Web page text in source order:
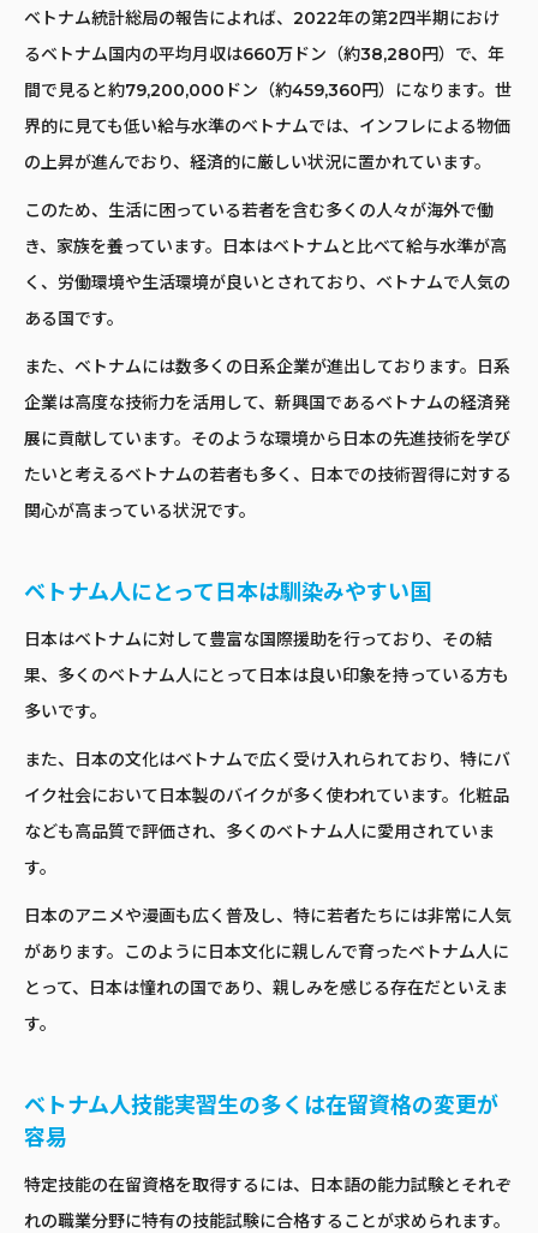
ベトナム統計総局の報告によれば、2022年の第2四半期におけ
るベトナム国内の平均月収は660万ドン（約38,280円）で、年
間で見ると約79,200,000ドン（約459,360円）になります。世
界的に見ても低い給与水準のベトナムでは、インフレによる物価
の上昇が進んでおり、経済的に厳しい状況に置かれています。
このため、生活に困っている若者を含む多くの人々が海外で働
き、家族を養っています。日本はベトナムと比べて給与水準が高
く、労働環境や生活環境が良いとされており、ベトナムで人気の
ある国です。
また、ベトナムには数多くの日系企業が進出しております。日系
企業は高度な技術力を活用して、新興国であるベトナムの経済発
展に貢献しています。そのような環境から日本の先進技術を学び
たいと考えるベトナムの若者も多く、日本での技術習得に対する
関心が高まっている状況です。
ベトナム人にとって日本は馴染みやすい国
日本はベトナムに対して豊富な国際援助を行っており、その結
果、多くのベトナム人にとって日本は良い印象を持っている方も
多いです。
また、日本の文化はベトナムで広く受け入れられており、特にバ
イク社会において日本製のバイクが多く使われています。化粧品
なども高品質で評価され、多くのベトナム人に愛用されていま
す。
日本のアニメや漫画も広く普及し、特に若者たちには非常に人気
があります。このように日本文化に親しんで育ったベトナム人に
とって、日本は憧れの国であり、親しみを感じる存在だといえま
す。
ベトナム人技能実習生の多くは在留資格の変更が
容易
特定技能の在留資格を取得するには、日本語の能力試験とそれぞ
れの職業分野に特有の技能試験に合格することが求められます。